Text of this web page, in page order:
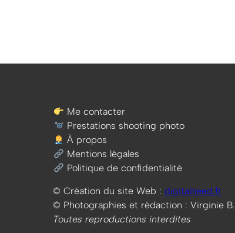
Me contacter
Prestations shooting photo
À propos
Mentions légales
Politique de confidentialité
© Création du site Web : digitalneed.fr
© Photographies et rédaction : Virginie B.
Toutes reproductions interdites